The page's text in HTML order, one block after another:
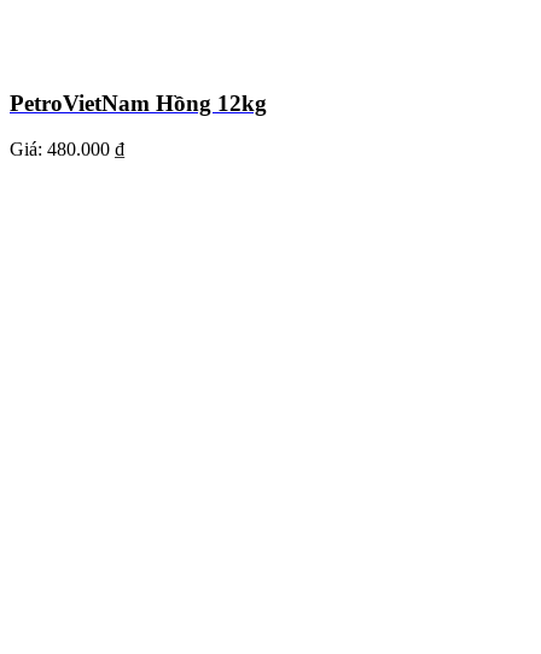
PetroVietNam Hồng 12kg
Giá: 480.000 ₫